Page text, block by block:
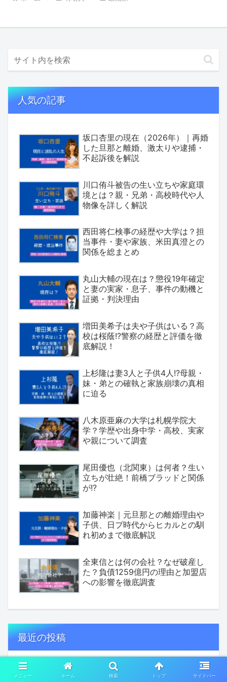
人気の記事
坂口杏里の現在（2026年）｜再婚
した旦那と離婚、激太りや逮捕・
不起訴後を解説
川口侑斗被告の生い立ちや家庭環
境とは？親・兄弟・高校時代や人
物像を詳しく解説
西田将仁検事の経歴や大学は？担
当事件・妻や家族、米田真澄との
関係を総まとめ
丸山大輔の現在は？懲役19年確定
と妻の実家・息子、事件の動機と
証拠・判決理由
増田美希子は夫や子供はいる？高
校は桜蔭!?警察の経歴と評価を徹
底解説！
上杉隆は妻3人と子供4人!?母親・
妹・弟との確執と家族崩壊の真相
に迫る
八木原亜麻の大学は札幌学院大
学？学歴や出身中学・高校、実家
や親について調査
尾田優也（北関東）は何者？生い
立ちが壮絶！前橋ブラッドと関係
が!?
加藤神楽｜元旦那との離婚理由や
子供、日プ時代からヒカルとの馴
れ初めまで徹底解説
全東信とは何の会社？なぜ破産し
た？負債1259億円の理由と加盟店
への影響を徹底調査
最近の投稿
高梨雄平の不倫相手は誰？名前・
メニュー ホーム 検索 トップ サイドバー